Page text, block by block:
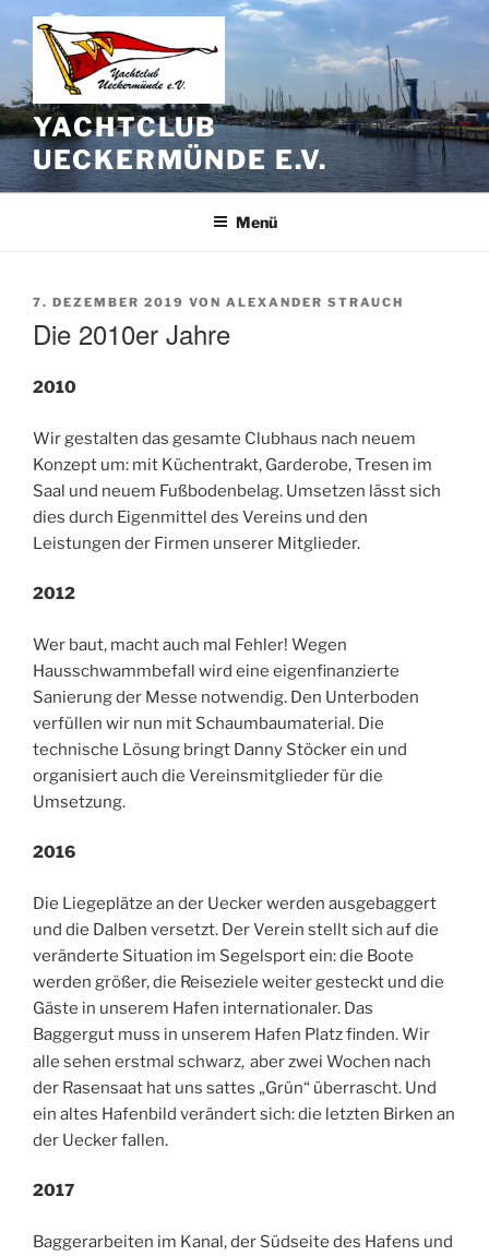
Zum
Inhalt
springen
YACHTCLUB
UECKERMÜNDE E.V.
Menü
VERÖFFENTLICHT
7. DEZEMBER 2019 VON ALEXANDER STRAUCH
Die 2010er Jahre
2010
Wir gestalten das gesamte Clubhaus nach neuem
Konzept um: mit Küchentrakt, Garderobe, Tresen im
Saal und neuem Fußbodenbelag. Umsetzen lässt sich
dies durch Eigenmittel des Vereins und den
Leistungen der Firmen unserer Mitglieder.
2012
Wer baut, macht auch mal Fehler! Wegen
Hausschwammbefall wird eine eigenfinanzierte
Sanierung der Messe notwendig. Den Unterboden
verfüllen wir nun mit Schaumbaumaterial. Die
technische Lösung bringt Danny Stöcker ein und
organisiert auch die Vereinsmitglieder für die
Umsetzung.
2016
Die Liegeplätze an der Uecker werden ausgebaggert
und die Dalben versetzt. Der Verein stellt sich auf die
veränderte Situation im Segelsport ein: die Boote
werden größer, die Reiseziele weiter gesteckt und die
Gäste in unserem Hafen internationaler. Das
Baggergut muss in unserem Hafen Platz finden. Wir
alle sehen erstmal schwarz, aber zwei Wochen nach
der Rasensaat hat uns sattes „Grün“ überrascht. Und
ein altes Hafenbild verändert sich: die letzten Birken an
der Uecker fallen.
2017
Baggerarbeiten im Kanal, der Südseite des Hafens und